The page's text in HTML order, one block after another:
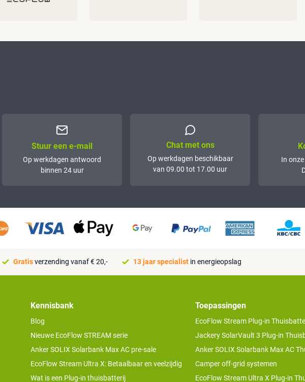
Stuur een e-mail
Op werkdagen antwoord
binnen 24 uur
Chat met ons
Op werkdagen beschikbaar
van 09.00 tot 17.00 uur
In
Gratisverzending vanaf € 20,- 13 jaar specialist in energieopslag
Kennisbank
Blog
Nieuwe EcoFlow STREAM serie
Anker SOLIX Solarbank Max AC pre-sale
EcoFlow Stream Ultra X: Betaalbaar en veelzijdig
Wat is een Plug-in thuisbatterij
Toepassingen
EcoFlow Stream Plug-in
Jackery SolarVault 3 Plug-in
Anker SOLIX Solarbank Max AC
Camper off-grid systemen
EcoFlow Stream Ultra X Plug-in